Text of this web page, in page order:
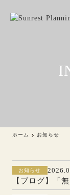
ホーム お知らせ
お知らせ
【ブログ】「